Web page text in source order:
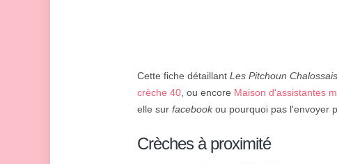
Cette fiche détaillant Les Pitchoun Chalossais
crèche 40 , ou encore Maison d'assistantes
elle sur facebookou pourquoi pas l'envoyer
Crèches à proximité